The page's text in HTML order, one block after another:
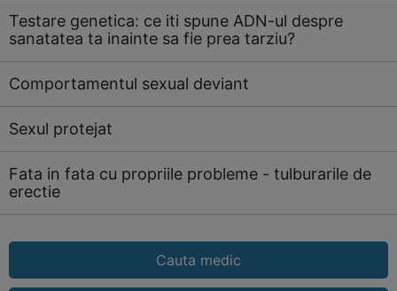
Testare genetica: ce iti spune ADN-ul despre
sanatatea ta inainte sa fie prea tarziu?
Comportamentul sexual deviant
Sexul protejat
Fata in fata cu propriile probleme - tulburarile de
erectie
Cauta medic